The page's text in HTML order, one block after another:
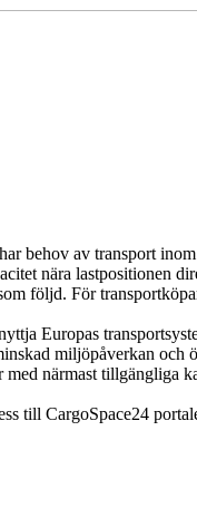
behov av transport
nära lastpositionen
följd. För
Europas
miljöpåverkan och
närmast tillgängliga
till CargoSpace24